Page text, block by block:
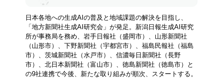
日本各地への生成AIの普及と地域課題の解決を目指し、
「地方新聞社生成AI研究会」が発足。新潟日報生成AI研究
所が事務局を務め、岩手日報社（盛岡市）、山形新聞社
（山形市）、下野新聞社（宇都宮市）、福島民報社（福島
市）、茨城新聞社（水戸市）、信濃毎日新聞社（長野
市）、北日本新聞社（富山市）、徳島新聞社（徳島市）と
の9社連携で今後、新たな取り組みが順次、スタートする。